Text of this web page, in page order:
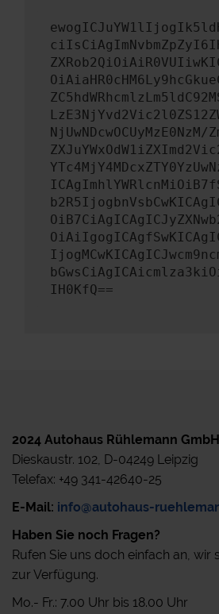
NjUwNDcwOCUyMzE0NzM/
IH0KfQ==
2024 Autohaus Rühlemann GmbH
Dieskaustr. 102, D-04249 Leipzig
Telefax: +49 341-42640-25
E-Mail: info@autohaus-
Haben Sie noch Fragen?
Rufen Sie uns doch einfach an, wir
zur Verfügung.
Mo.- Fr.: 7.00 Uhr bis 18.00 Uhr